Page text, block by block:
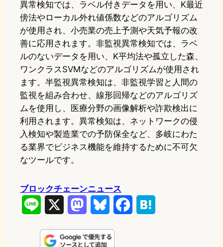
異常検知では、ラベル付きデータを用い、K最近
傍法やローカル外れ値係数などのアルゴリズム
が使用され、小売業の売上予測や天気予報の改
善に応用されます。非監視異常検知では、ラベ
ルのないデータを用い、K平均法や孤立した森、
ワンクラスSVMなどのアルゴリズムが使用され
ます。半監視異常検知は、非監視学習と人間の
監視を組み合わせ、線形回帰などのアルゴリズ
ムを使用し、医療分野の画像解析や詐欺検出に
利用されます。異常検知は、ネットワークの侵
入検知や製造業での予防保全など、多岐にわた
る業界でビジネス機能を維持するために不可欠
なツールです。
ブロックチェーンニュース
n
s
u